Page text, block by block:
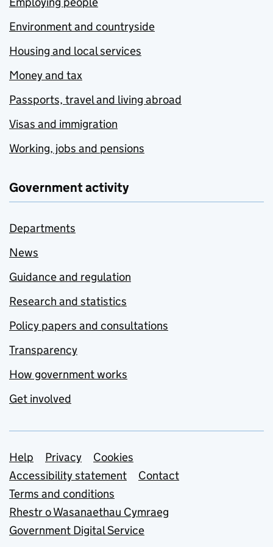
Environment and countryside
Housing and local services
Money and tax
Passports, travel and living abroad
Visas and immigration
Working, jobs and pensions
Government activity
Departments
News
Guidance and regulation
Research and statistics
Policy papers and consultations
Transparency
How government works
Get involved
Support links
Help Privacy
Cookies
Accessibility statement
Contact
Terms and conditions
Rhestr o Wasanaethau Cymraeg
Government Digital Service